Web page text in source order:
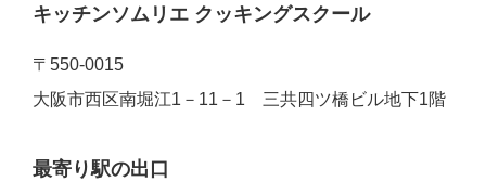
キッチンソムリエ クッキングスクール
〒550-0015
大阪市西区南堀江1－11－1 三共四ツ橋ビル地下1階
最寄り駅の出口